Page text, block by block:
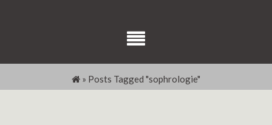
» Posts Tagged "sophrologie"